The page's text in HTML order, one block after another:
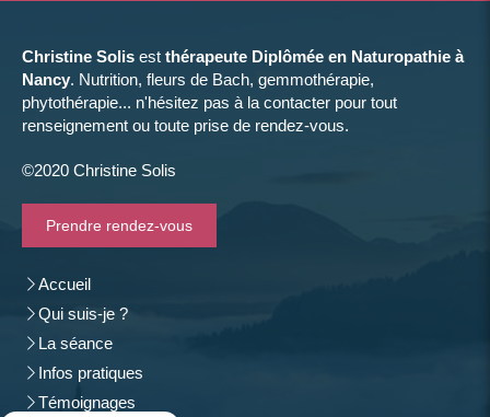
Christine Solis est thérapeute Diplômée en Naturopathie à
Nancy. Nutrition, fleurs de Bach, gemmothérapie,
phytothérapie... n'hésitez pas à la contacter pour tout
renseignement ou toute prise de rendez-vous.
©2020 Christine Solis
Prendre rendez-vous
Accueil
Qui suis-je ?
La séance
Infos pratiques
Témoignages